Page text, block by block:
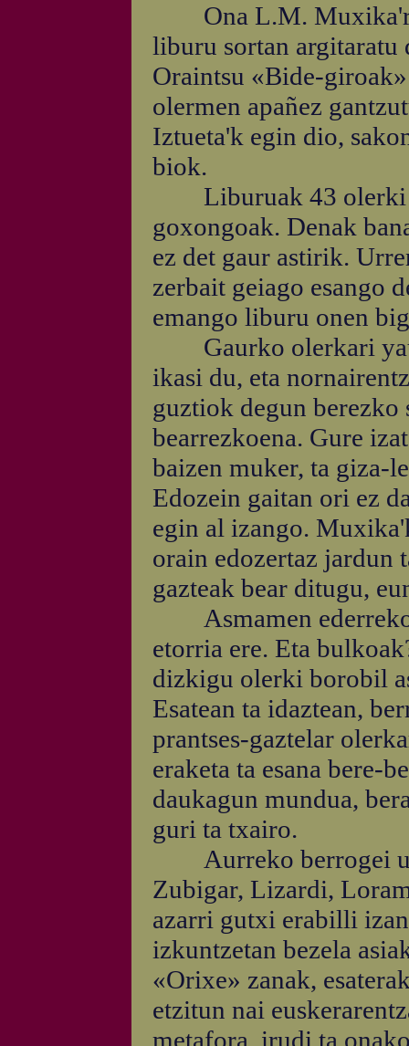
Ona L.M.
liburu sortan argitaratu
Oraintsu «Bide-
olermen apañez
Iztueta'k egin dio,
biok.
Liburuak 43 olerki
goxongoak. Denak
ez det gaur astirik.
zerbait geiago esango
emango liburu onen
Gaurko olerkari
ikasi du, eta
guztiok degun berezko
bearrezkoena. Gure
baizen muker, ta giza-
Edozein gaitan ori ez
egin al izango.
orain edozertaz jardun
gazteak bear ditugu,
Asmamen ederreko
etorria ere. Eta
dizkigu olerki borobil
Esatean ta idaztean,
prantses-gaztelar
eraketa ta esana bere-
daukagun mundua,
guri ta txairo.
Aurreko berrogei
Zubigar, Lizardi,
azarri gutxi erabilli izan
izkuntzetan bezela
«Orixe» zanak,
etzitun nai
metafora, irudi ta